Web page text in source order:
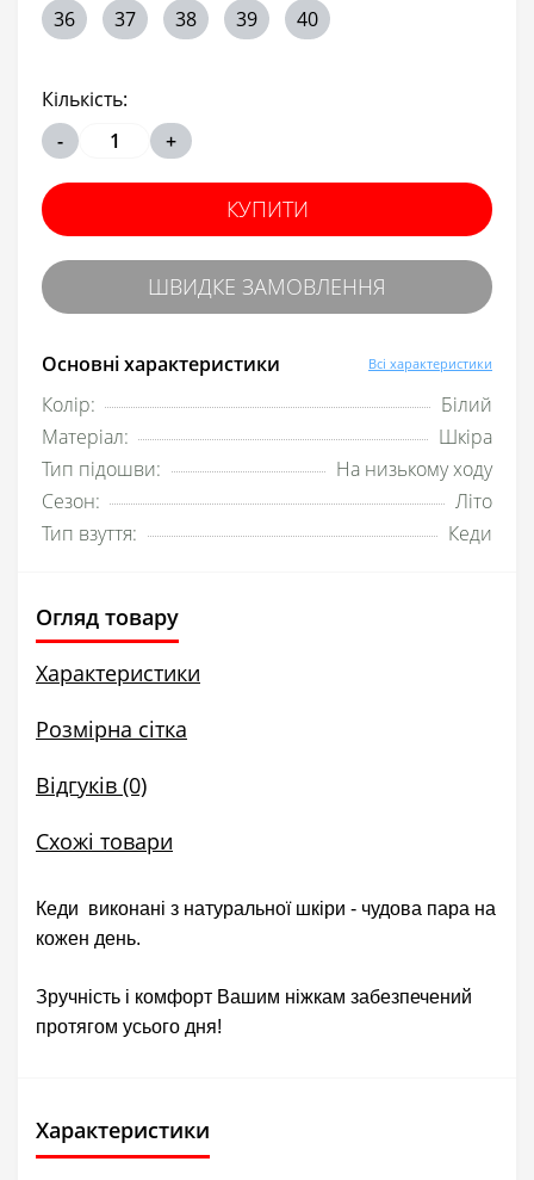
Основні характеристики Всі характеристики
Колір:
Білий
Матеріал:
Шкіра
Тип підошви:
На низькому ходу
Сезон:
Літо
Тип взуття:
Кеди
36 37 38 39 40
Кількість:
-
+
КУПИТИ
ШВИДКЕ ЗАМОВЛЕННЯ
Огляд товару
Характеристики
Розмірна сітка
Відгуків (0)
Схожі товари
Кеди виконані з натуральної шкіри - чудова пара на
кожен день.
Зручність і комфорт Вашим ніжкам забезпечений
протягом усього дня!
Характеристики